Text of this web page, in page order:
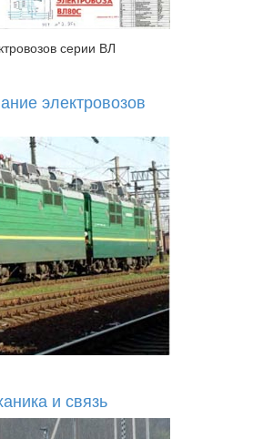
серии ВЛ
электровозов
и связь